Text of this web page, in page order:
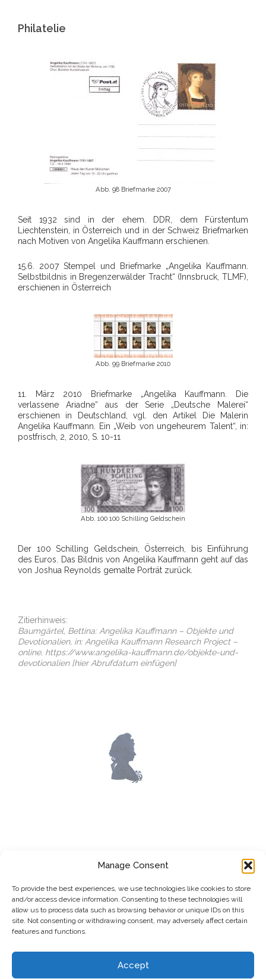
Manage Consent
To provide the best experiences, we use technologies like cookies to store
and/or access device information. Consenting to these technologies will
allow us to process data such as browsing behavior or unique IDs on this
site. Not consenting or withdrawing consent, may adversely affect certain
features and functions.
Accept
Philatelie
Abb. 98 Briefmarke 2007
Seit 1932 sind in der ehem. DDR, dem Fürstentum
Liechtenstein, in Österreich und in der Schweiz Briefmarken
nach Motiven von Angelika Kauffmann erschienen.
15.6. 2007 Stempel und Briefmarke „Angelika Kauffmann.
Selbstbildnis in Bregenzerwälder Tracht“ (Innsbruck, TLMF),
erschienen in Österreich
Abb. 99 Briefmarke 2010
11. März 2010 Briefmarke „Angelika Kauffmann. Die
verlassene Ariadne“ aus der Serie „Deutsche Malerei“
erschienen in Deutschland, vgl. den Artikel Die Malerin
Angelika Kauffmann. Ein „Weib von ungeheurem Talent“, in:
postfrisch, 2, 2010, S. 10-11
Abb. 100 100 Schilling Geldschein
Der 100 Schilling Geldschein, Österreich, bis Einführung
des Euros. Das Bildnis von Angelika Kauffmann geht auf das
von Joshua Reynolds gemalte Porträt zurück.
Zitierhinweis:
Baumgärtel, Bettina: Angelika Kauffmann – Objekte und
Devotionalien, in: Angelika Kauffmann Research Project –
online, https://www.angelika-kauffmann.de/objekte-und-
devotionalien [hier Abrufdatum einfügen]
LOST WORKS
Impressum